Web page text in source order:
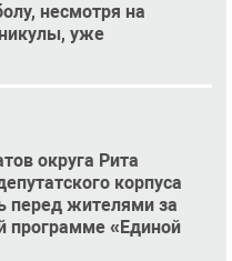
несмотря на
уже
округа Рита
корпуса
перед жителями за
программе «Единой